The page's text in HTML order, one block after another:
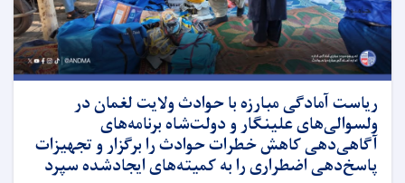
ریاست آمادگی مبارزه با حوادث ولایت لغمان در
ولسوالی‌های علینگار و دولت‌شاه برنامه‌های
آگاهی‌دهی کاهش خطرات حوادث را برگزار و تجهیزات
پاسخ‌دهی اضطراری را به کمیته‌های ایجادشده سپرد